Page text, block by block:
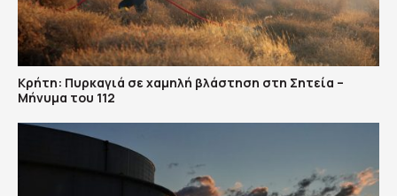
Κρήτη: Πυρκαγιά σε χαμηλή βλάστηση στη Σητεία –
Μήνυμα του 112